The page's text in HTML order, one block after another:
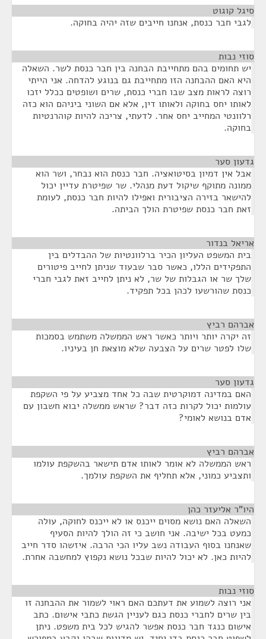
סיגל קוגוט
לגבי חבר כנסת, אנחנו חייבים שזה יהיה בחוקה.
סוזי נבות
יש תחומים בהם מתחייבת הבחנה בין חבר כנסת לשר. השאלה
היא האם ההבחנה הזו מתחייבת גם בנוגע להדחה. אני הייתי
רוצה לראות מצב שבו חברי כנסת, שרים ושופטים ככלל יזכו
לאותו יחס בחוקה ולאותו דין, אלא אם השוני ביניהם הוא כזה
רלוונטי המחייב יחס אחר. לדעתי, צריכה להיות קוהרנטיות
בחוקה.
גדעון סער
אבל אין דמיון בסיטואציה. חבר כנסת הוא נבחר, ושר הוא
ממונה מתוקף שיקול דעת מנהלי. שר שפיטרת עדיין יכול
להישאר בזירה הציבורית ואפילו להיות חבר כנסת, לעומת
זאת חבר כנסת שפיטרת הולך הביתה.
אריאל בנדור
בית המשפט העליון הכיר ברלוונטיות של ההבדלים בין
התפקידים הללו, כאשר סבר שבעוד שניתן לחייב פיטורים
שלך שר או הגבלות של שר, לא ניתן לחייב זאת לגבי חברי
כנסת שהורשעו לכהן בכל תפקיד.
אברהם רביץ
זה יקרה יותר ויותר כאשר ראש הממשלה משתמש בסמכות
שלו לפטר שרים על הצבעה שלא מוצאת חן בעיניו.
גדעון סער
האם במדינה דמוקרטית שבה כל אחד מצביע על פי השקפת
עולמות יכול לקרות כזה דבר? שראש ממשלה יבוא חשבון עם
אדם בנושא לאומי?
אברהם רביץ
ראש הממשלה לא אומר לאותו אדם תישאר בהשקפת עולמו
ותצביע כמוני, אלא תחליף את השקפת עולמך.
היו"ר אליעזר כהן
השאלה האם נושא מסוים ייכנס או לא ייכנס לחוקה, עולה
כמעט בכל ישיבה. אני חושב כי זה הולך להיות הסעיף
שאנחנו בסוף העבודה נשב עליו הכי הרבה. איזשהו סדר חייב
להיות כאן. לא יכול להיות שבכל נושא נקפוץ למחשבה אחרת.
סוזי נבות
אני רוצה לשמוע את דעתכם האם ראוי לשמור את ההבחנה זו
בין שרים לחברי כנסת כגם לעניין הגשת כתבי אישום. כתב
אישום כנגד חבר כנסת אפשר להגיש לכל בית משפט. ניתן